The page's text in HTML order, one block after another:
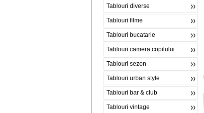
Tablouri diverse
Tablouri filme
Tablouri bucatarie
Tablouri camera copilului
Tablouri sezon
Tablouri urban style
Tablouri bar & club
Tablouri vintage